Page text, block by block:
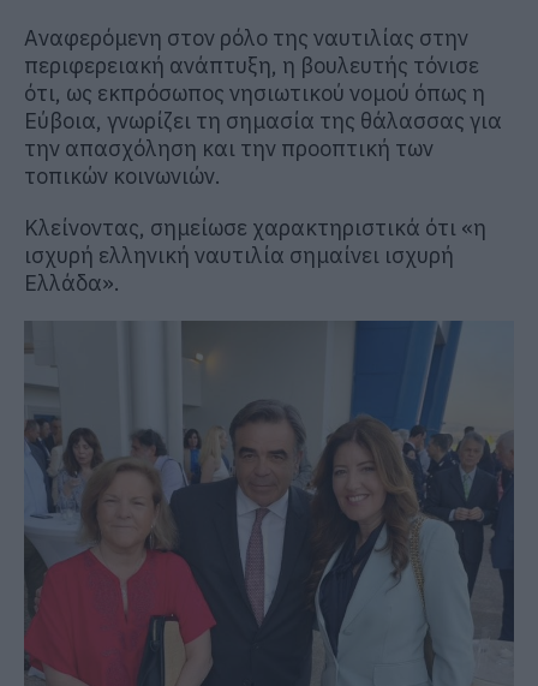
Αναφερόμενη στον ρόλο της ναυτιλίας στην
περιφερειακή ανάπτυξη, η βουλευτής τόνισε
ότι, ως εκπρόσωπος νησιωτικού νομού όπως η
Εύβοια, γνωρίζει τη σημασία της θάλασσας για
την απασχόληση και την προοπτική των
τοπικών κοινωνιών.
Κλείνοντας, σημείωσε χαρακτηριστικά ότι «η
ισχυρή ελληνική ναυτιλία σημαίνει ισχυρή
Ελλάδα».